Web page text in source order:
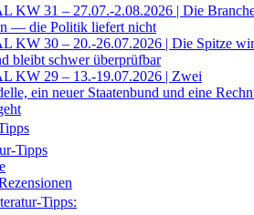
KW 31 – 27.07.-2.08.2026 | Die
— die Politik liefert nicht
KW 30 – 20.-26.07.2026 | Die Spitze
bleibt schwer überprüfbar
KW 29 – 13.-19.07.2026 | Zwei
ein neuer Staatenbund und eine
Tipps
Tipps: